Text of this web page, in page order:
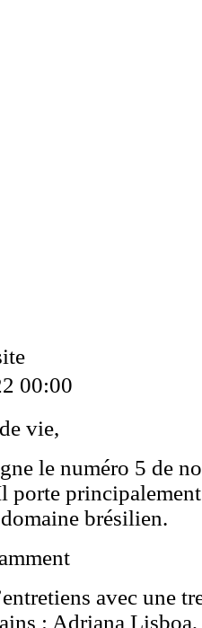
00:00
vie,
le numéro 5 de
brésilien.
avec une
: Adriana